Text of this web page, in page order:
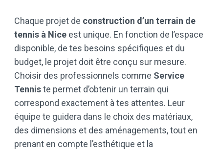
Chaque projet de construction d’un terrain de
tennis à Nice est unique. En fonction de l’espace
disponible, de tes besoins spécifiques et du
budget, le projet doit être conçu sur mesure.
Choisir des professionnels comme Service
Tenniste permet d’obtenir un terrain qui
correspond exactement à tes attentes. Leur
équipe te guidera dans le choix des matériaux,
des dimensions et des aménagements, tout en
prenant en compte l’esthétique et la